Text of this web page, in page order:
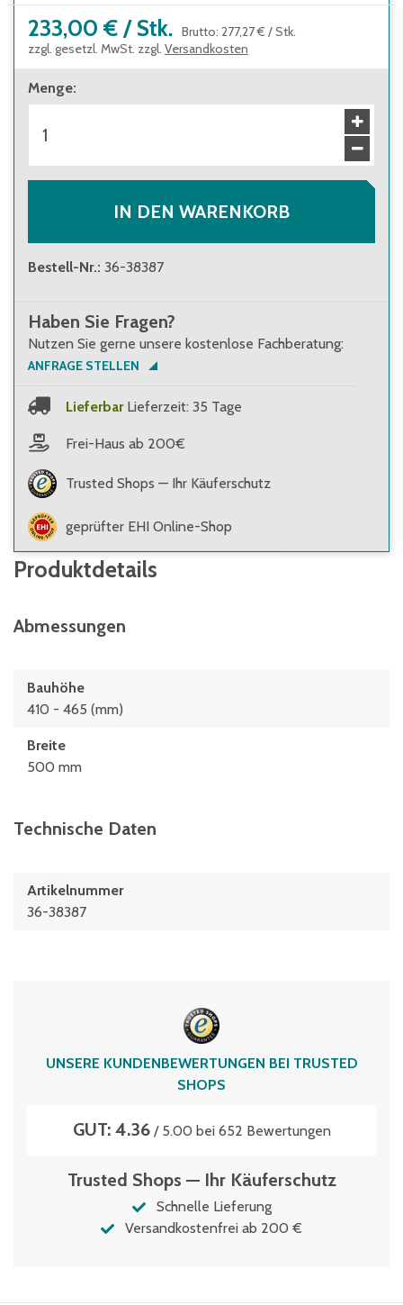
233,00 € / Stk. Brutto: 277,27 € /Stk.
zzgl. gesetzl. MwSt. zzgl. Versandkosten
Menge:
IN DEN WARENKORB
Bestell-Nr.: 36-38387
Haben Sie Fragen?
Nutzen Sie gerne unsere kostenlose Fachberatung:
ANFRAGE STELLEN
Lieferbar Lieferzeit: 35 Tage
Frei-Haus ab 200€
Trusted Shops — Ihr Käuferschutz
geprüfter EHI Online-Shop
Produktdetails
Abmessungen
Bauhöhe
410 - 465 (mm)
Breite
500 mm
Technische Daten
Artikelnummer
36-38387
UNSERE KUNDENBEWERTUNGEN BEI TRUSTED
SHOPS
GUT: 4.36/ 5.00 bei 652 Bewertungen
Trusted Shops — Ihr Käuferschutz
Schnelle Lieferung
Versandkostenfrei ab 200 €